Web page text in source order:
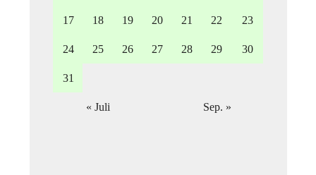
17 18 19 20 21 22 23
24 25 26 27 28 29 30
31
« Juli Sep. »